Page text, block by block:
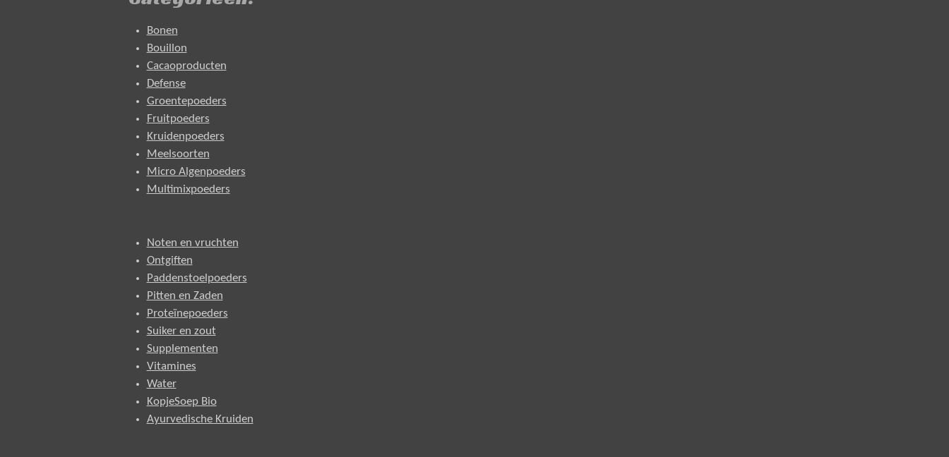
Bonen
Bouillon
Cacaoproducten
Defense
Groentepoeders
Fruitpoeders
Kruidenpoeders
Meelsoorten
Micro Algenpoeders
Multimixpoeders
Noten en vruchten
Ontgiften
Paddenstoelpoeders
Pitten en Zaden
Proteïnepoeders
Suiker en zout
Supplementen
Vitamines
Water
KopjeSoep Bio
Ayurvedische Kruiden